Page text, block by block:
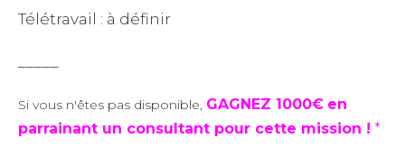
Télétravail : à définir
Si vous n'êtes pas disponible, GAGNEZ 1000€ en
parrainant un consultant pour cette mission ! *